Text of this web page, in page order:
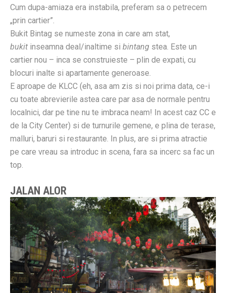
Cum dupa-amiaza era instabila, preferam sa o petrecem
„prin cartier”.
Bukit Bintag se numeste zona in care am stat,
bukit inseamna deal/inaltime si bintang stea. Este un
cartier nou – inca se construieste – plin de expati, cu
blocuri inalte si apartamente generoase.
E aproape de KLCC (eh, asa am zis si noi prima data, ce-i
cu toate abrevierile astea care par asa de normale pentru
localnici, dar pe tine nu te imbraca neam! In acest caz CC e
de la City Center) si de turnurile gemene, e plina de terase,
malluri, baruri si restaurante. In plus, are si prima atractie
pe care vreau sa introduc in scena, fara sa incerc sa fac un
top.
JALAN ALOR